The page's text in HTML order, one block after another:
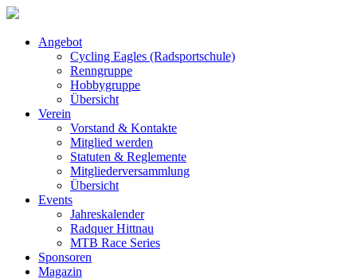
Angebot
Cycling Eagles (Radsportschule)
Renngruppe
Hobbygruppe
Übersicht
Verein
Vorstand & Kontakte
Mitglied werden
Statuten & Reglemente
Mitgliederversammlung
Übersicht
Events
Jahreskalender
Radquer Hittnau
MTB Race Series
Sponsoren
Magazin